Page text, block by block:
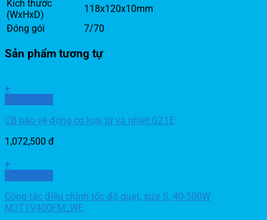
Kích thước
(WxHxD)
118x120x10mm
Đóng gói
7/70
Sản phẩm tương tự
+
CB bảo vệ động cơ loại từ và nhiệt GZ1E
1,072,500 đ
+
Công tắc điều chỉnh tốc độ quạt, size S, 40-500W
M3T1V400FM_WE